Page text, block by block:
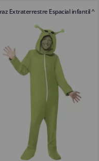
Extraterrestre Espacial infantil ^